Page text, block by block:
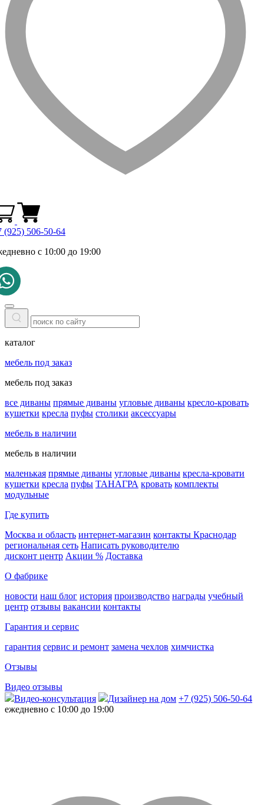
(925) 506-50-64
с 10:00 до 19:00
каталог
мебель под заказ
мебель под заказ
все диваны прямые диваны угловые диваны кресло-кровать
кушетки кресла пуфы столики аксессуары
мебель в наличии
мебель в наличии
маленькая прямые диваны угловые диваны кресла-кровати
кушетки кресла пуфы ТАНАГРА кровать комплекты
модульные
Где купить
Москва и область интернет-магазин контакты Краснодар
региональная сеть Написать руководителю
дисконт центр Акции % Доставка
О фабрике
новости наш блог история производство награды учебный
центр отзывы вакансии контакты
Гарантия и сервис
гарантия сервис и ремонт замена чехлов химчистка
Отзывы
Видео отзывы
Видео-консультация
Дизайнер на дом +7 (925) 506-50-64
ежедневно с 10:00 до 19:00